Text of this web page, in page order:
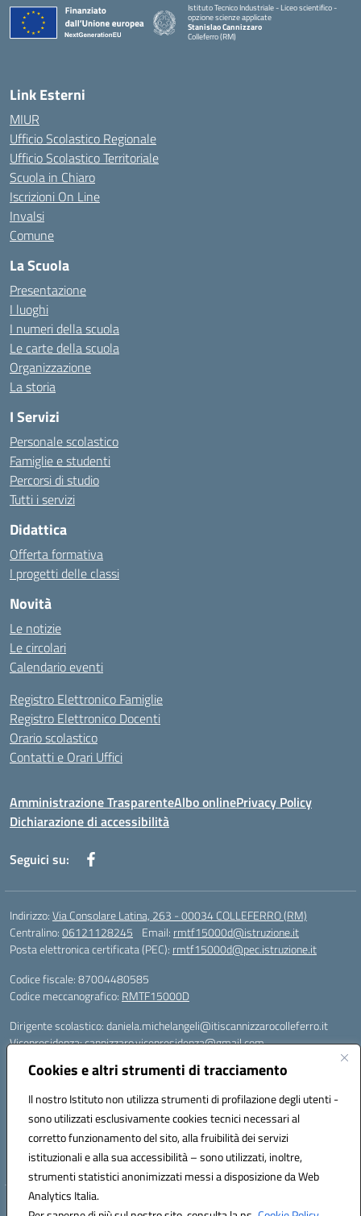
Cookies e altri strumenti di tracciamento
Il nostro Istituto non utilizza strumenti di profilazione degli utenti -
sono utilizzati esclusivamente cookies tecnici necessari al
corretto funzionamento del sito, alla fruibilità dei servizi
istituzionali e alla sua accessibilità – sono utilizzati, inoltre,
strumenti statistici anonimizzati messi a disposizione da Web
Analytics Italia.
Istituto Tecnico Industriale - Liceo scientifico -
opzione scienze applicate
Stanislao Cannizzaro
Colleferro (RM)
Link Esterni
MIUR
Ufficio Scolastico Regionale
Ufficio Scolastico Territoriale
Scuola in Chiaro
Iscrizioni On Line
Invalsi
Comune
La Scuola
Presentazione
I luoghi
I numeri della scuola
Le carte della scuola
Organizzazione
La storia
I Servizi
Personale scolastico
Famiglie e studenti
Percorsi di studio
Tutti i servizi
Didattica
Offerta formativa
I progetti delle classi
Novità
Le notizie
Le circolari
Calendario eventi
Registro Elettronico Famiglie
Registro Elettronico Docenti
Orario scolastico
Contatti e Orari Uffici
Amministrazione TrasparenteAlbo onlinePrivacy Policy
Dichiarazione di accessibilità
Seguici su:
Indirizzo:Via Consolare Latina, 263 - 00034 COLLEFERRO (RM)
Centralino:06121128245 Email: rmtf15000d@istruzione.it
Posta elettronica certificata (PEC): rmtf15000d@pec.istruzione.it
Codice fiscale: 87004480585
Codice meccanografico: RMTF15000D
Dirigente scolastico: daniela.michelangeli@itiscannizzarocolleferro.it
Vicepresidenza: cannizzaro.vicepresidenza@gmail.com
Supporto piattaforme DDI (creazione account e rigenerazione credenziali)
supporto_gsuite@itiscannizzarocolleferro.it
Microsoft Office 365 (Teams):
supporto_office365@cannizzaro.onmicrosoft.com
Hosting & Powered by 3D Solution S.r.l.